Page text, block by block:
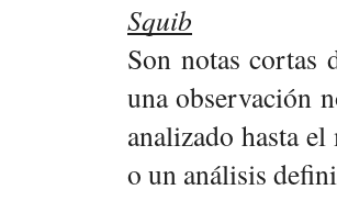
Squib
Son notas cortas
una observación
analizado hasta
o un análisis